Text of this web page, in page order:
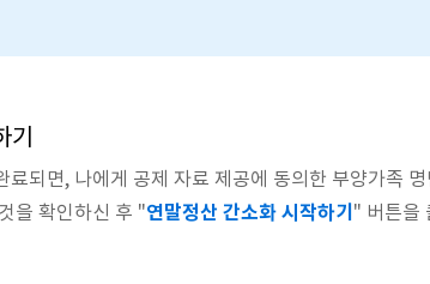
되면, 나에게 공제 자료 제공에 동의한 부양가족
을 확인하신 후 "연말정산 간소화 시작하기 " 버튼을